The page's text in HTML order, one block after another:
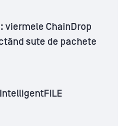
viermele ChainDrop
sute de pachete